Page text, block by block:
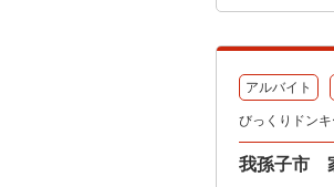
アルバイト
びっくりドン
我孫子市